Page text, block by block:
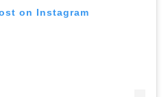
ったシャネルを見つけよ
on Instagram